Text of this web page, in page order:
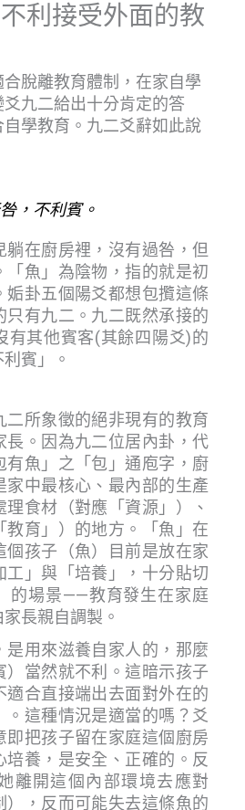
不利接受外面的教
脫離教育體制，在家自學
九二給出十分肯定的答
學教育。九二爻辭如此說
，不利賓。
躺在廚房裡，沒有過咎，但
「魚」為陰物，指的就是初
姤卦五個陽爻都想包攬這條
只有九二。九二既然承接的
有其他賓客(其餘四陽爻)的
賓」。
二所象徵的絕非現有的教育
長。因為九二位居內卦，代
有魚」之「包」通庖字，廚
家中最核心、最內部的生產
食材（對應「資源」）、
教育」）的地方。「魚」在
個孩子（魚）目前是放在家
工」與「培養」，十分貼切
的場景——教育發生在家庭
長親自調製。
是用來滋養自家人的，那麼
）當然就不利。這暗示孩子
適合直接端出去面對外在的
。這種情況是適當的嗎？爻
即把孩子留在家庭這個廚房
培養，是安全、正確的。反
離開這個內部環境去應對
），反而可能失去這條魚的